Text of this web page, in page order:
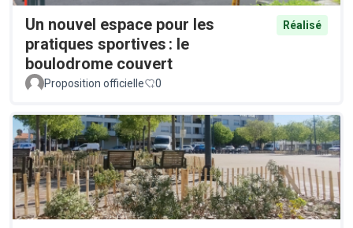
Un nouvel espace pour les
pratiques sportives : le
boulodrome couvert
Réalisé
Proposition officielle 0